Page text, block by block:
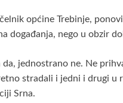
er er
t
ar
općine Trebinje,
događanja, nego u obzir
da, jednostrano ne. Ne
stradali i jedni i drugi u
Srna.